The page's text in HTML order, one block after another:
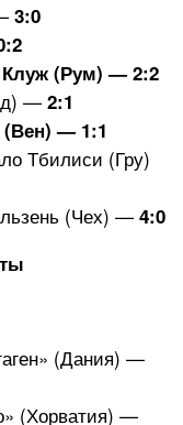
3:0
(Рум) — 2:2
— 2:1
— 1:1
Тбилиси (Гру)
(Чех) — 4:0
(Дания) —
(Хорватия) —